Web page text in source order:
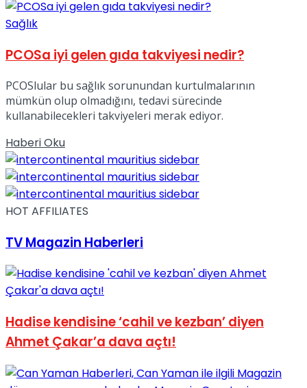
Sağlık
PCOSa iyi gelen gıda takviyesi nedir?
PCOSlular bu sağlık sorunundan kurtulmalarının
mümkün olup olmadığını, tedavi sürecinde
kullanabilecekleri takviyeleri merak ediyor.
Haberi OkuDetails
HOT AFFILIATES
TV Magazin Haberleri
Hadise kendisine ‘cahil ve kezban’ diyen
Ahmet Çakar’a dava açtı!